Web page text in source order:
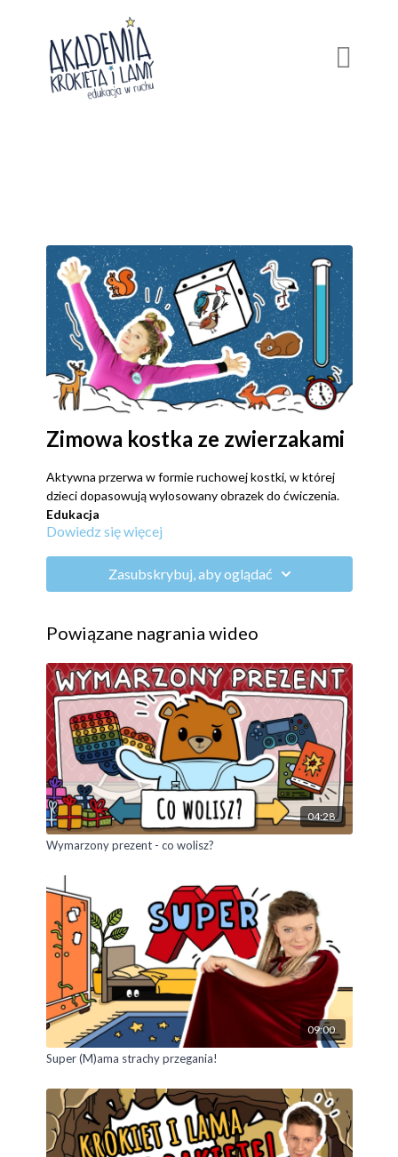
Zimowa kostka ze zwierzakami
Aktywna przerwa w formie ruchowej kostki, w której
dzieci dopasowują wylosowany obrazek do ćwiczenia.
Edukacja
Dzieci ćwiczą szybkość reakcji i poprawiają koncentrację
ćwiczenia wytrzymałościowe
Rozrywka
Kto ma bystre oczy i wypatrzy jakie ćwiczenie pasuje do
zwierzaka na kostce Krokieta?
Dowiedz się więcej
Zasubskrybuj, aby oglądać
Powiązane nagrania wideo
04:28
Wymarzony prezent - co wolisz?
09:00
Super (M)ama strachy przegania!